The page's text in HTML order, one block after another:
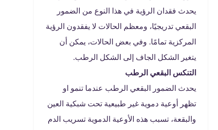
يحدث فقدان الرؤية في هذا النوع من الضمور
البقعي تدريجيًا، ومعظم الحالات لا يفقدون الرؤية
المركزية تمامًا. وفي بعض الحالات، يمكن أن
يتغير الشكل الجاف إلى الشكل الرطب.
التنكس البقعي الرطب
يحدث الضمور البقعي الرطب عندما تنمو او
تظهر أوعية دموية غير طبيعية تحت شبكية العين
والبقعة، تسبب هذه الأوعية الدموية تسريب الدم